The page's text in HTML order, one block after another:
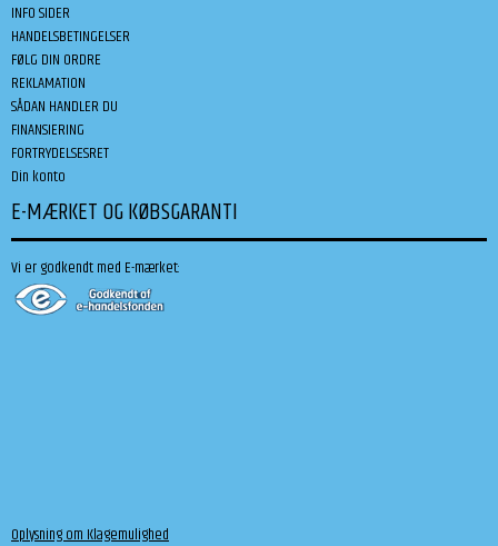
INFO SIDER
HANDELSBETINGELSER
FØLG DIN ORDRE
REKLAMATION
SÅDAN HANDLER DU
FINANSIERING
FORTRYDELSESRET
Din konto
E-MÆRKET OG KØBSGARANTI
Vi er godkendt med E-mærket:
Oplysning om Klagemulighed